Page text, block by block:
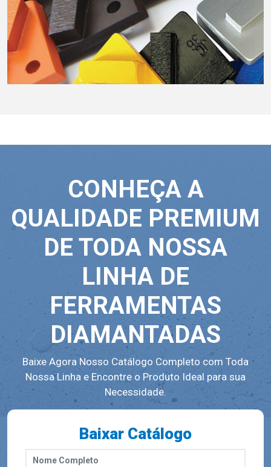
CONHEÇA A
QUALIDADE PREMIUM
DE TODA NOSSA
LINHA DE
FERRAMENTAS
DIAMANTADAS
Baixe Agora Nosso Catálogo Completo com Toda
Nossa Linha e Encontre o Produto Ideal para sua
Necessidade.
Baixar Catálogo